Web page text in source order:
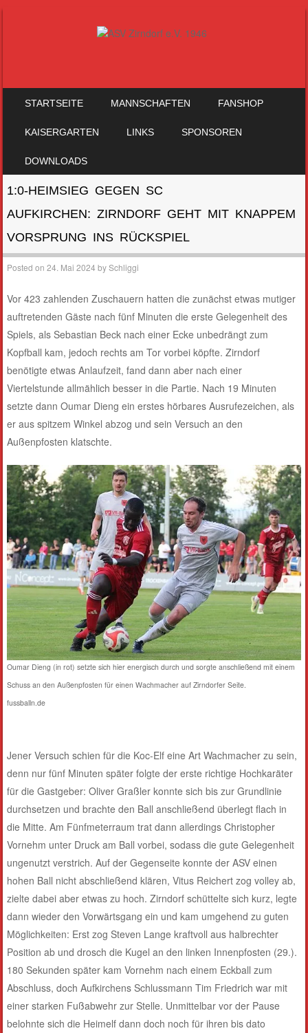
STARTSEITE MANNSCHAFTEN FANSHOP
KAISERGARTEN LINKS SPONSOREN
DOWNLOADS
1:0-HEIMSIEG GEGEN SC
AUFKIRCHEN: ZIRNDORF GEHT MIT KNAPPEM
VORSPRUNG INS RÜCKSPIEL
Posted on24. Mai 2024 bySchliggi
Vor 423 zahlenden Zuschauern hatten die zunächst etwas mutiger
auftretenden Gäste nach fünf Minuten die erste Gelegenheit des
Spiels, als Sebastian Beck nach einer Ecke unbedrängt zum
Kopfball kam, jedoch rechts am Tor vorbei köpfte. Zirndorf
benötigte etwas Anlaufzeit, fand dann aber nach einer
Viertelstunde allmählich besser in die Partie. Nach 19 Minuten
setzte dann Oumar Dieng ein erstes hörbares Ausrufezeichen, als
er aus spitzem Winkel abzog und sein Versuch an den
Außenpfosten klatschte.
Oumar Dieng (in rot) setzte sich hier energisch durch und sorgte anschließend mit einem
Schuss an den Außenpfosten für einen Wachmacher auf Zirndorfer Seite.
fussballn.de
Jener Versuch schien für die Koc-Elf eine Art Wachmacher zu sein,
denn nur fünf Minuten später folgte der erste richtige Hochkaräter
für die Gastgeber: Oliver Graßler konnte sich bis zur Grundlinie
durchsetzen und brachte den Ball anschließend überlegt flach in
die Mitte. Am Fünfmeterraum trat dann allerdings Christopher
Vornehm unter Druck am Ball vorbei, sodass die gute Gelegenheit
ungenutzt verstrich. Auf der Gegenseite konnte der ASV einen
hohen Ball nicht abschließend klären, Vitus Reichert zog volley ab,
zielte dabei aber etwas zu hoch. Zirndorf schüttelte sich kurz, legte
dann wieder den Vorwärtsgang ein und kam umgehend zu guten
Möglichkeiten: Erst zog Steven Lange kraftvoll aus halbrechter
Position ab und drosch die Kugel an den linken Innenpfosten (29.).
180 Sekunden später kam Vornehm nach einem Eckball zum
Abschluss, doch Aufkirchens Schlussmann Tim Friedrich war mit
einer starken Fußabwehr zur Stelle. Unmittelbar vor der Pause
belohnte sich die Heimelf dann doch noch für ihren bis dato